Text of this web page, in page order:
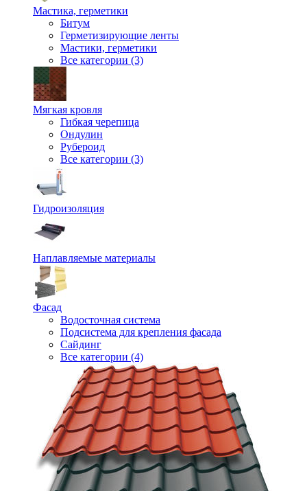
Мастика, герметики
Битум
Герметизирующие ленты
Мастики, герметики
Все категории (3)
Мягкая кровля
Гибкая черепица
Ондулин
Рубероид
Все категории (3)
Гидроизоляция
Наплавляемые материалы
Фасад
Водосточная система
Подсистема для крепления фасада
Сайдинг
Все категории (4)